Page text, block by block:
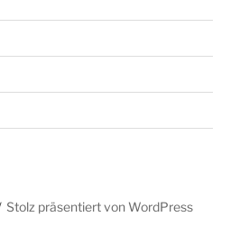
Stolz präsentiert von WordPress